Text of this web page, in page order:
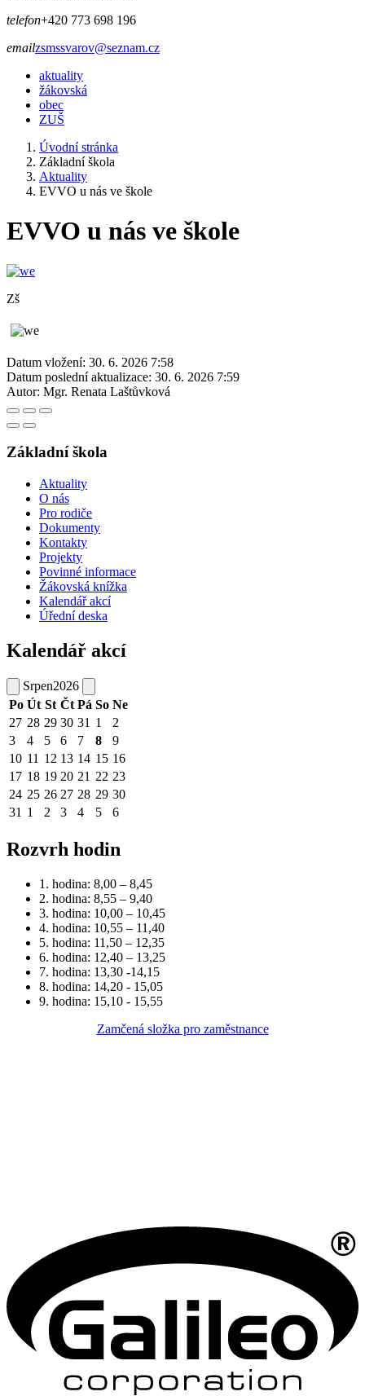
telefon+420 773 698 196
emailzsmssvarov@seznam.cz
aktuality
žákovská
obec
ZUŠ
Úvodní stránka
Základní škola
Aktuality
EVVO u nás ve škole
EVVO u nás ve škole
Zš
Datum vložení: 30. 6. 2026 7:58
Datum poslední aktualizace: 30. 6. 2026 7:59
Autor: Mgr. Renata Laštůvková
Základní škola
Aktuality
O nás
Pro rodiče
Dokumenty
Kontakty
Projekty
Povinné informace
Žákovská knížka
Kalendář akcí
Úřední deska
Kalendář akcí
Srpen2026
Po Út St Čt Pá So Ne
27 28 29 30 31 1
2
3
4 5 6 7 8
9
10 11 12 13 14 15 16
17 18 19 20 21 22 23
24 25 26 27 28 29 30
31 1 2 3 4 5 6
Rozvrh hodin
1. hodina: 8,00 – 8,45
2. hodina: 8,55 – 9,40
3. hodina: 10,00 – 10,45
4. hodina: 10,55 – 11,40
5. hodina: 11,50 – 12,35
6. hodina: 12,40 – 13,25
7. hodina: 13,30 -14,15
8. hodina: 14,20 - 15,05
9. hodina: 15,10 - 15,55
Zamčená složka pro zaměstnance